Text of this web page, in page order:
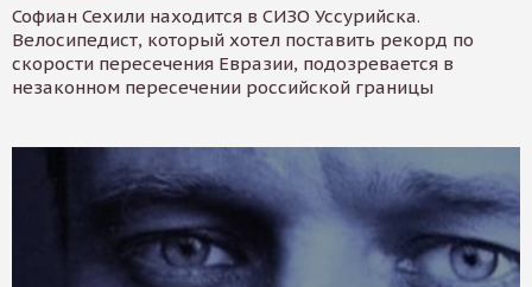
Софиан Сехили находится в СИЗО Уссурийска.
Велосипедист, который хотел поставить рекорд по
скорости пересечения Евразии, подозревается в
незаконном пересечении российской границы